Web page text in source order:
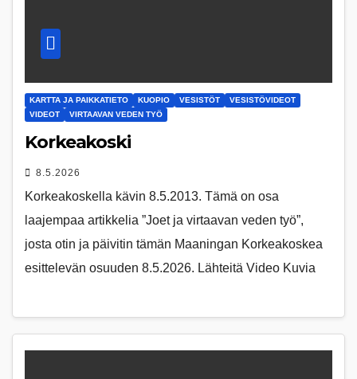
KARTTA JA PAIKKATIETO KUOPIO VESISTÖT
VESISTÖVIDEOT
VIDEOT
VIRTAAVAN VEDEN TYÖ
Korkeakoski
8.5.2026
Korkeakoskella kävin 8.5.2013. Tämä on osa
laajempaa artikkelia ”Joet ja virtaavan veden työ”,
josta otin ja päivitin tämän Maaningan Korkeakoskea
esittelevän osuuden 8.5.2026. Lähteitä Video Kuvia